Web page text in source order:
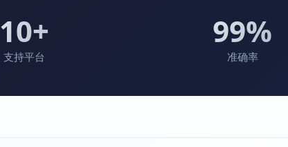
10+
支持平台
99%
准确率